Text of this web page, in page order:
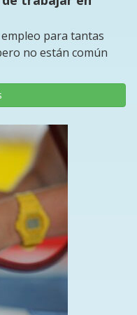
para tantas
no están común